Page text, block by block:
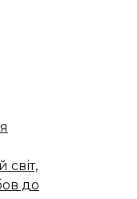
світ,
до